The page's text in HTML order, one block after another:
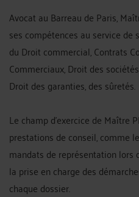
Avocat au Barreau de Paris,
ses compétences au service
du Droit commercial, Contrats
Commerciaux, Droit des
Droit des garanties, des sûretés.
Le champ d'exercice de Maître
prestations de conseil, comme
mandats de représentation lors
la prise en charge des
chaque dossier.